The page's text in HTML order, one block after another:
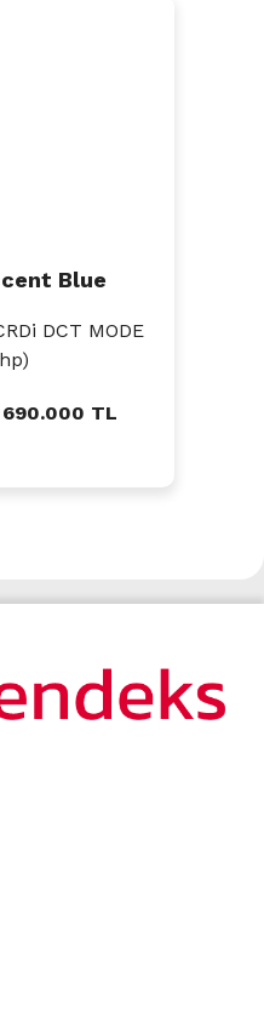
Blue
DCT MODE
TL